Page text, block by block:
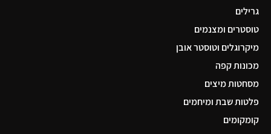
גרילים
טוסטרים ומצנמים
מיקרוגלים וטוסטר אובן
מכונות קפה
מסחטות מיצים
פלטות שבת ומיחמים
קומקומים